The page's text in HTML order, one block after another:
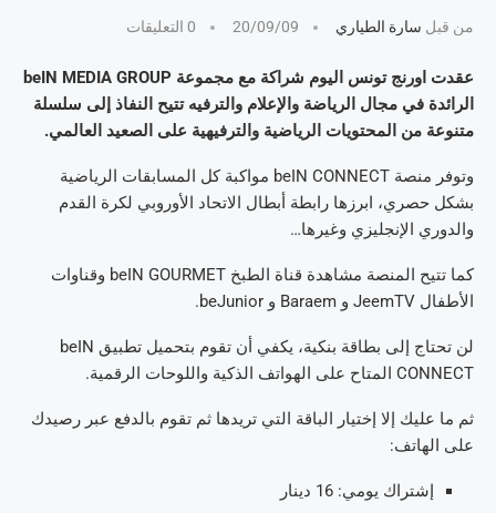
من قبل سارة الطياري 20/09/09 0 التعليقات
عقدت اورنج تونس اليوم شراكة مع مجموعة beIN MEDIA GROUP
الرائدة في مجال الرياضة والإعلام والترفيه تتيح النفاذ إلى سلسلة
متنوعة من المحتويات الرياضية والترفيهية على الصعيد العالمي.
وتوفر منصة beIN CONNECT مواكبة كل المسابقات الرياضية
بشكل حصري، ابرزها رابطة أبطال الاتحاد الأوروبي لكرة القدم
والدوري الإنجليزي وغيرها…
كما تتيح المنصة مشاهدة قناة الطبخ beIN GOURMET وقناوات
الأطفال JeemTV و Baraem و beJunior.
لن تحتاج إلى بطاقة بنكية، يكفي أن تقوم بتحميل تطبيق beIN
CONNECT المتاح على الهواتف الذكية واللوحات الرقمية.
ثم ما عليك إلا إختيار الباقة التي تريدها ثم تقوم بالدفع عبر رصيدك
على الهاتف:
إشتراك يومي: 16 دينار